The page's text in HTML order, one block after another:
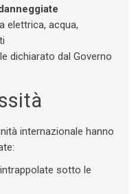
elettrica, acqua,
dichiarato dal Governo
internazionale hanno
sotto le